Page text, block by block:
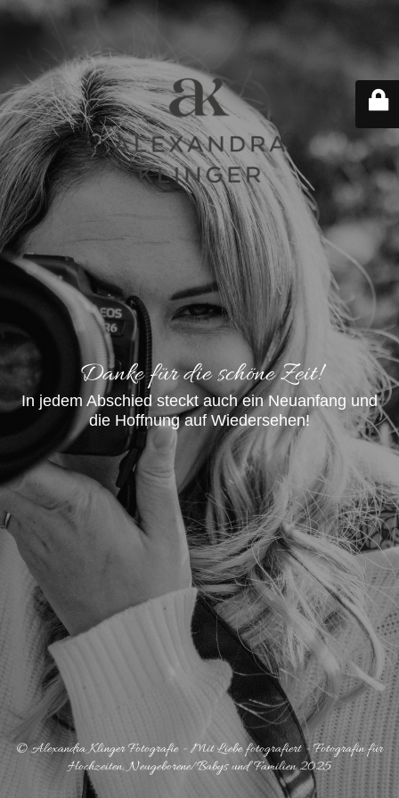
Danke für die schöne Zeit!
In jedem Abschied steckt auch ein Neuanfang und
die Hoffnung auf Wiedersehen!
© Alexandra Klinger Fotografie - Mit Liebe fotografiert - Fotografin für
Hochzeiten, Neugeborene/Babys und Familien 2025